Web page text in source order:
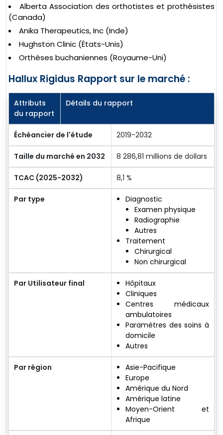
Alberta Association des orthotistes et prothésistes
(Canada)
Anika Therapeutics, Inc (Inde)
Hughston Clinic (États-Unis)
Orthèses buchaniennes (Royaume-Uni)
Hallux Rigidus Rapport sur le marché :
Attributs
du rapport
Détails du rapport
Échéancier de l'étude 2019-2032
Taille du marché en 2032 8 286,81 millions de dollars
TCAC (2025-2032) 8,1 %
Par type
Diagnostic
Examen physique
Radiographie
Autres
Traitement
Chirurgical
Non chirurgical
Par Utilisateur final
Hôpitaux
Cliniques
Centres médicaux
ambulatoires
Paramètres des soins à
domicile
Autres
Par région
Asie-Pacifique
Europe
Amérique du Nord
Amérique latine
Moyen-Orient et
Afrique